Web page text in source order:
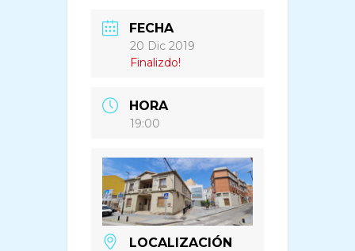
FECHA
20 Dic 2019
Finalizdo!
HORA
19:00
LOCALIZACIÓN